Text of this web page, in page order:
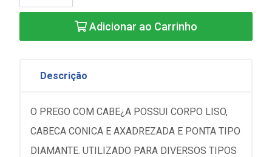
Adicionar ao Carrinho
Descrição
O PREGO COM CABE¿A POSSUI CORPO LISO,
CABECA CONICA E AXADREZADA E PONTA TIPO
DIAMANTE. UTILIZADO PARA DIVERSOS TIPOS